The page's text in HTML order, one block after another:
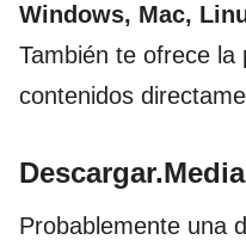
Windows, Mac,
También te ofrece la
contenidos
Descargar.Media
Probablemente una